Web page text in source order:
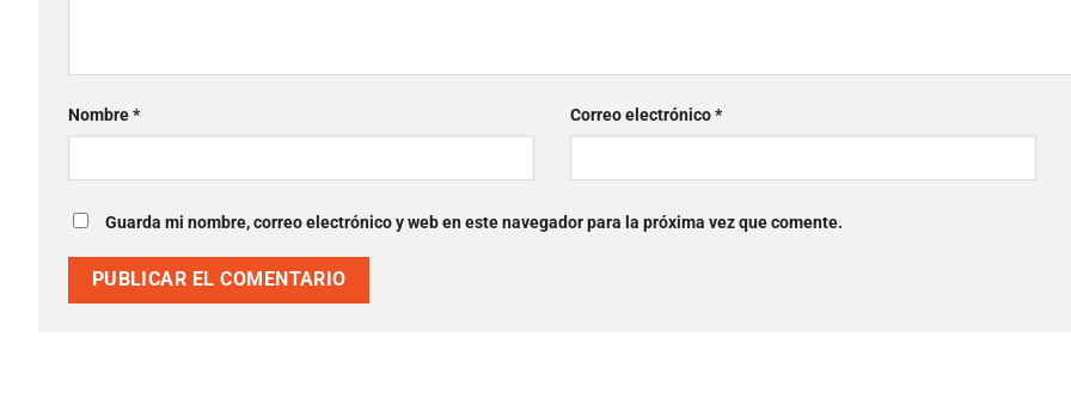
Nombre* Correo electrónico*
Guarda mi nombre, correo electrónico y web en este navegador para la próxima vez que comente.